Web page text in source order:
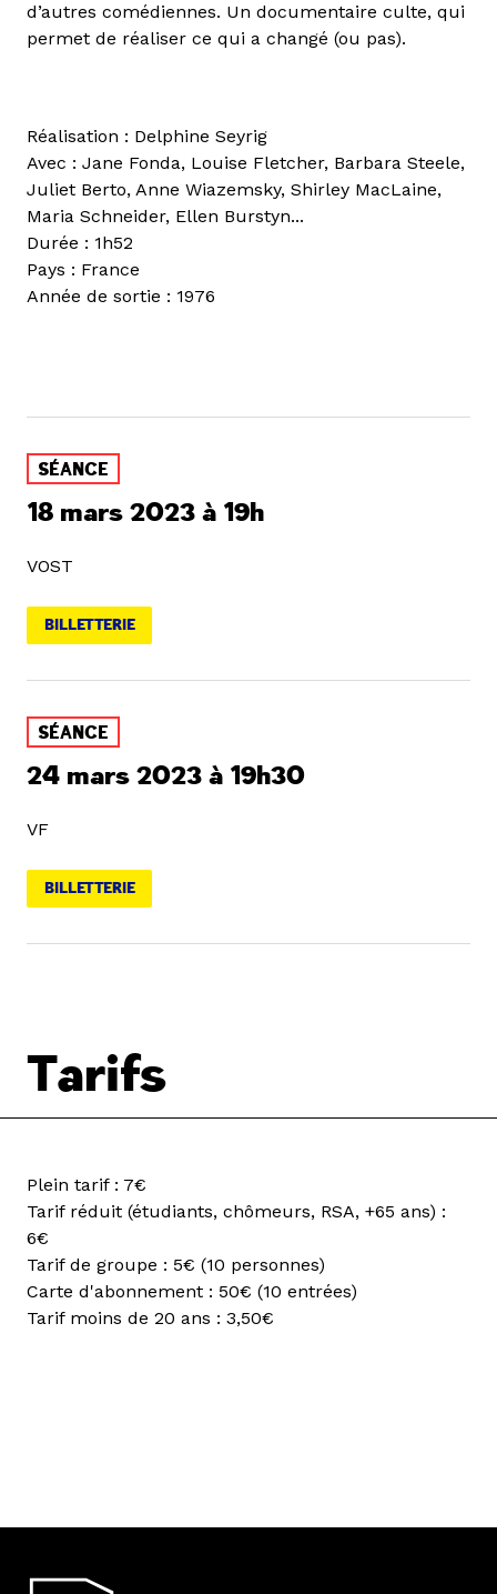
d’autres comédiennes. Un documentaire culte, qui
permet de réaliser ce qui a changé (ou pas).
Réalisation : Delphine Seyrig
Avec : Jane Fonda, Louise Fletcher, Barbara Steele,
Juliet Berto, Anne Wiazemsky, Shirley MacLaine,
Maria Schneider, Ellen Burstyn...
Durée : 1h52
Pays : France
Année de sortie : 1976
SÉANCE
18 mars 2023 à 19h
VOST
BILLETTERIE
SÉANCE
24 mars 2023 à 19h30
VF
BILLETTERIE
Tarifs
Plein tarif : 7€
Tarif réduit (étudiants, chômeurs, RSA, +65 ans) :
6€
Tarif de groupe : 5€ (10 personnes)
Carte d'abonnement : 50€ (10 entrées)
Tarif moins de 20 ans : 3,50€